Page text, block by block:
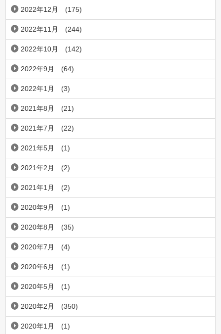
2022年12月 (175)
2022年11月 (244)
2022年10月 (142)
2022年9月 (64)
2022年1月 (3)
2021年8月 (21)
2021年7月 (22)
2021年5月 (1)
2021年2月 (2)
2021年1月 (2)
2020年9月 (1)
2020年8月 (35)
2020年7月 (4)
2020年6月 (1)
2020年5月 (1)
2020年2月 (350)
2020年1月 (1)